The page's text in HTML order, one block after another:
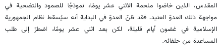
المقدس، الذين خاضوا ملحمة الاثني عشر يومًا، نموذجًا للصمود والتضحية في
مواجهة ذلك العدوّ العنيد. فقد ظنّ العدوّ في البداية أنه سيُسقط نظام الجمهورية
الإسلامية في غضون أيام قليلة، لكن بعد اثني عشر يومًا، اضطرّ إلى طلب
المساعدة من حلفائه.